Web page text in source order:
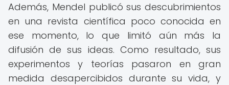
Además, Mendel publicó sus descubrimientos
en una revista científica poco conocida en
ese momento, lo que limitó aún más la
difusión de sus ideas. Como resultado, sus
experimentos y teorías pasaron en gran
medida desapercibidos durante su vida, y